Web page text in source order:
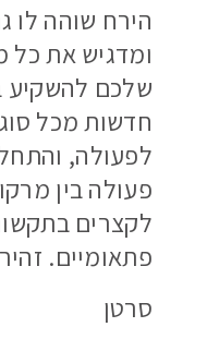
הירח שוהה לו
ומדגיש את כל
שלכם להשקיע
חדשות מכל
לפעולה,
פעולה בין
לקצרים
פתאומיים.
סרטן